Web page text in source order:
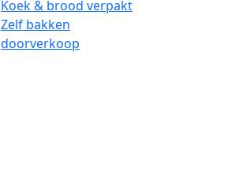
Koek & brood verpakt
Zelf bakken
doorverkoop